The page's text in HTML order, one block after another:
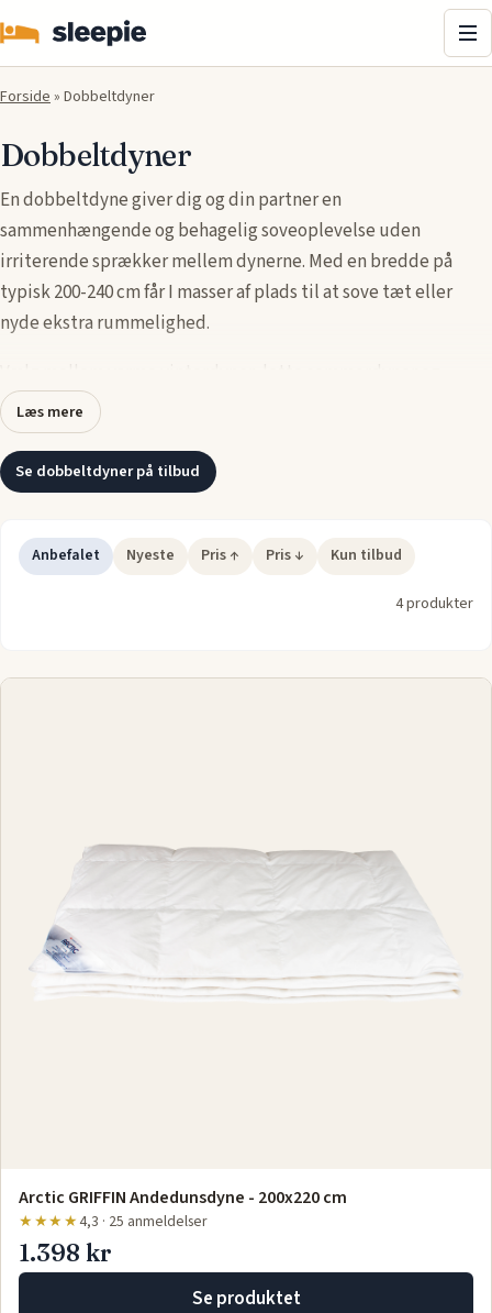
Forside» Dobbeltdyner
Dobbeltdyner
En dobbeltdyne giver dig og din partner en
sammenhængende og behagelig soveoplevelse uden
irriterende sprækker mellem dynerne. Med en bredde på
typisk 200-240 cm får I masser af plads til at sove tæt eller
nyde ekstra rummelighed.
fleksiblehelårsdyner
om du søger en dobbeltdyne, en king size
dyne til to personer, finder du her den perfekte løsning.
Læs mere
Se dobbeltdyner på tilbud
Anbefalet Nyeste Pris ↑ Pris ↓ Kun tilbud
4 produkter
Arctic GRIFFIN Andedunsdyne - 200x220 cm
★★★★4,3 · 25 anmeldelser
1.398 kr
Se produktet